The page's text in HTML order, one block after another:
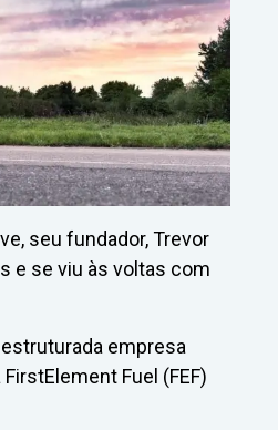
seu fundador, Trevor
e se viu às voltas com
empresa
Fuel (FEF)